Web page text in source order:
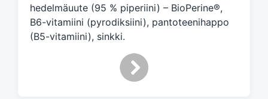
hedelmäuute (95 % piperiini) – BioPerine®,
B6-vitamiini (pyrodiksiini), pantoteenihappo
(B5-vitamiini), sinkki.